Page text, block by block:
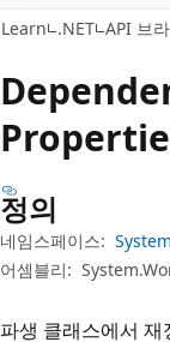
Learn .NET API 브
정의
네임스페이스:
어셈블리:
파생 클래스에서